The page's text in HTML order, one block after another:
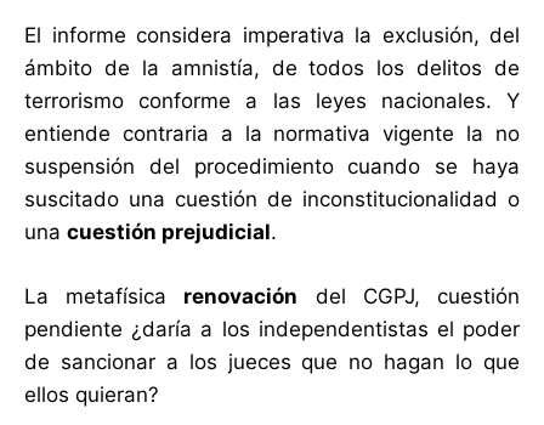
El informe considera imperativa la exclusión, del
ámbito de la amnistía, de todos los delitos de
terrorismo conforme a las leyes nacionales. Y
entiende contraria a la normativa vigente la no
suspensión del procedimiento cuando se haya
suscitado una cuestión de inconstitucionalidad o
una cuestión prejudicial.
La metafísica renovación del CGPJ, cuestión
pendiente ¿daría a los independentistas el poder
de sancionar a los jueces que no hagan lo que
ellos quieran?